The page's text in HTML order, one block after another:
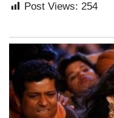
Post Views: 254